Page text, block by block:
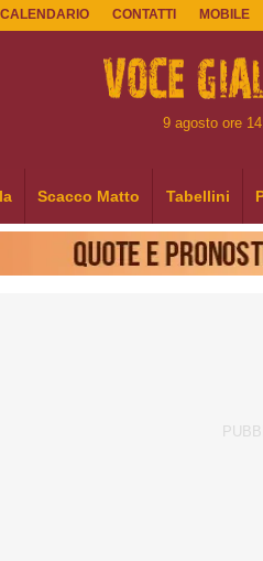
CALENDARIO CONTATTI MOBILE
9 agosto ore
Scacco Matto Tabellini